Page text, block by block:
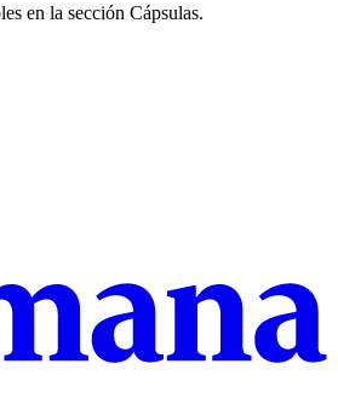
en la sección Cápsulas.